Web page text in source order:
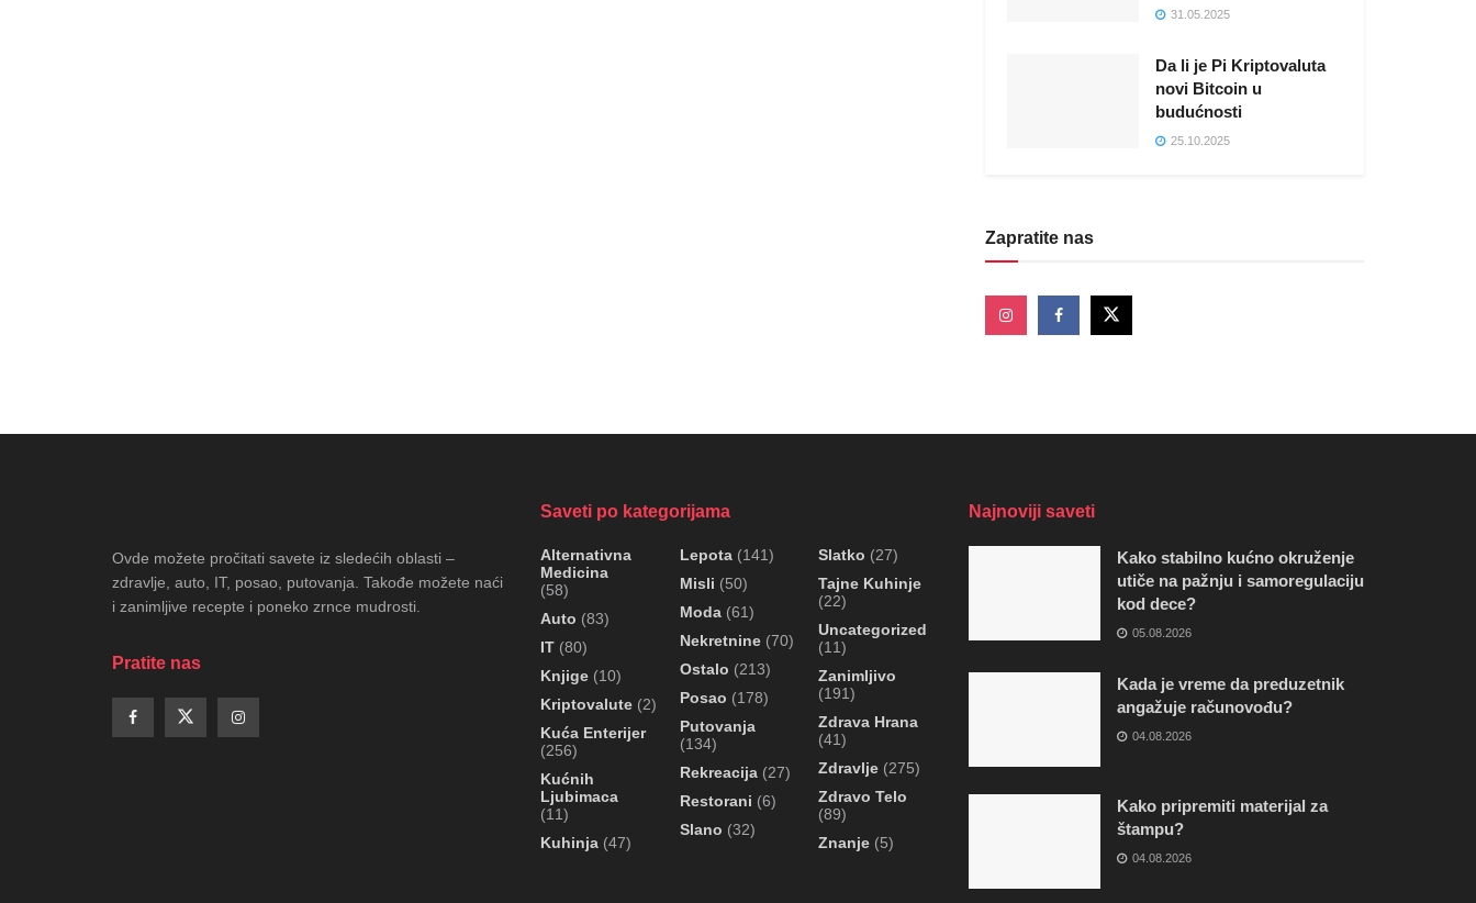
31.05.2025
Da li je Pi Kriptovaluta
novi Bitcoin u
budućnosti
25.10.2025
Zapratite nas
Ovde možete pročitati savete iz sledećih oblasti –
zdravlje, auto, IT, posao, putovanja. Takođe možete naći
i zanimljive recepte i poneko zrnce mudrosti.
Pratite nas
Saveti po kategorijama
Alternativna
Medicina
(58)
Auto (83)
IT (80)
Knjige (10)
Kriptovalute (2)
Kuća Enterijer
(256)
Kućnih
Ljubimaca
(11)
Kuhinja (47)
Lepota(141)
Misli (50)
Moda(61)
Nekretnine(70)
Ostalo (213)
Posao (178)
Putovanja
(134)
Rekreacija(27)
Restorani (6)
Slano (32)
Slatko (27)
Tajne Kuhinje
(22)
Uncategorized
(11)
Zanimljivo
(191)
Zdrava Hrana
(41)
Zdravlje (275)
Zdravo Telo
(89)
Znanje (5)
Najnoviji saveti
Kako stabilno kućno okruženje
utiče na pažnju i samoregulaciju
kod dece?
05.08.2026
Kada je vreme da preduzetnik
angažuje računovođu?
04.08.2026
Kako pripremiti materijal za
štampu?
04.08.2026